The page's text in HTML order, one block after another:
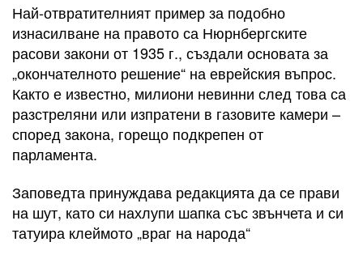
Най-отвратителният пример за подобно
изнасилване на правото са Нюрнбергските
расови закони от 1935 г., създали основата за
„окончателното решение“ на еврейския въпрос.
Както е известно, милиони невинни след това са
разстреляни или изпратени в газовите камери –
според закона, горещо подкрепен от
парламента.
Заповедта принуждава редакцията да се прави
на шут, като си нахлупи шапка със звънчета и си
татуира клеймото „враг на народа“